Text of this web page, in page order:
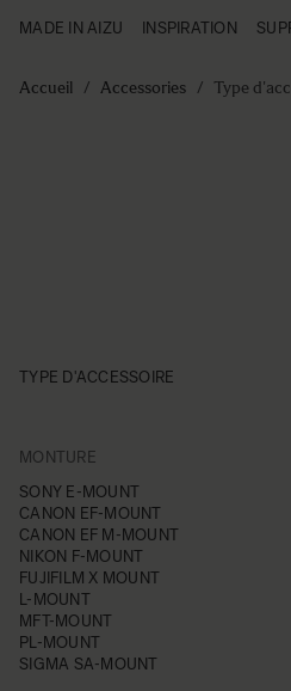
Made in Aizu
Support
MADE IN AIZU INSPIRATION
Accueil / Accessories / Type
TYPE D'ACCESSOIRE
MONTUREFILTER
SONY E-MOUNT
CANON EF-MOUNT
CANON EF M-MOUNT
NIKON F-MOUNT
FUJIFILM X MOUNT
L-MOUNT
MFT-MOUNT
PL-MOUNT
SIGMA SA-MOUNT